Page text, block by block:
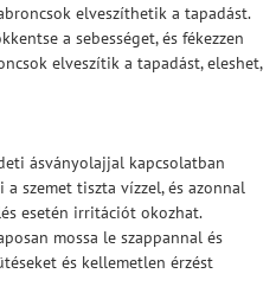
elveszíthetik a tapadást.
a sebességet, és fékezzen
elveszítik a tapadást, eleshet,
ásványolajjal kapcsolatban
szemet tiszta vízzel, és azonnal
esetén irritációt okozhat.
mossa le szappannal és
és kellemetlen érzést